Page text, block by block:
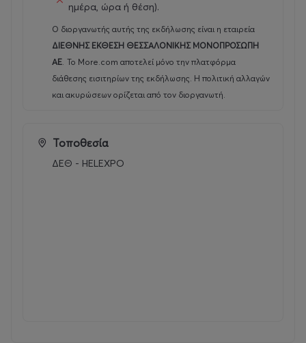
ημέρα, ώρα ή θέση).
Ο διοργανωτής αυτής της εκδήλωσης είναι η εταιρεία
ΔΙΕΘΝΗΣ ΕΚΘΕΣΗ ΘΕΣΣΑΛΟΝΙΚΗΣ ΜΟΝΟΠΡΟΣΩΠΗ
ΑΕ. Το More.com αποτελεί μόνο την πλατφόρμα
διάθεσης εισιτηρίων της εκδήλωσης. Η πολιτική αλλαγών
και ακυρώσεων ορίζεται από τον διοργανωτή.
Τοποθεσία
ΔΕΘ - HELEXPO